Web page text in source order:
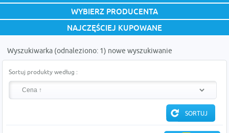
WYBIERZ PRODUCENTA
NAJCZĘŚCIEJ KUPOWANE
Wyszukiwarka (odnaleziono: 1) nowe wyszukiwanie
Sortuj produkty według :